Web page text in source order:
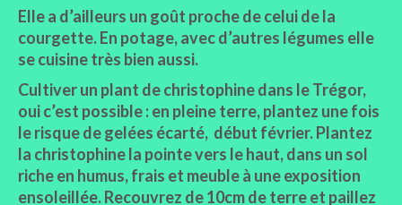
Elle a d’ailleurs un goût proche de celui de la
courgette. En potage, avec d’autres légumes elle
se cuisine très bien aussi.
Cultiver un plant de christophine dans le Trégor,
oui c’est possible : en pleine terre, plantez une fois
le risque de gelées écarté, début février. Plantez
la christophine la pointe vers le haut, dans un sol
riche en humus, frais et meuble à une exposition
ensoleillée. Recouvrez de 10cm de terre et paillez